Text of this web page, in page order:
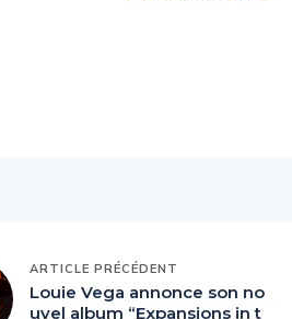
ARTICLE PRÉCÉDENT
Louie Vega annonce son no
uvel album “Expansions in t